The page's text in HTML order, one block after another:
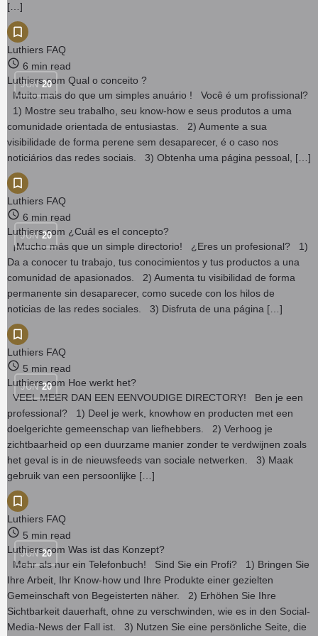
[…]
Luthiers FAQ
JUN 20
6 min read
Luthiers.com Qual o conceito ?
Muito mais do que um simples anuário ! Você é um profissional?
1) Mostre seu trabalho, seu know-how e seus produtos a uma
comunidade orientada de entusiastas. 2) Aumente a sua
visibilidade de forma perene sem desaparecer, é o caso nos
noticiários das redes sociais. 3) Obtenha uma página pessoal, […]
Luthiers FAQ
JUN 20
6 min read
Luthiers.com ¿Cuál es el concepto?
¡Mucho más que un simple directorio! ¿Eres un profesional? 1)
Da a conocer tu trabajo, tus conocimientos y tus productos a una
comunidad de apasionados. 2) Aumenta tu visibilidad de forma
permanente sin desaparecer, como sucede con los hilos de
noticias de las redes sociales. 3) Disfruta de una página […]
Luthiers FAQ
JUN 20
5 min read
Luthiers.com Hoe werkt het?
VEEL MEER DAN EEN EENVOUDIGE DIRECTORY! Ben je een
professional? 1) Deel je werk, knowhow en producten met een
doelgerichte gemeenschap van liefhebbers. 2) Verhoog je
zichtbaarheid op een duurzame manier zonder te verdwijnen zoals
het geval is in de nieuwsfeeds van sociale netwerken. 3) Maak
gebruik van een persoonlijke […]
Luthiers FAQ
JUN 20
5 min read
Luthiers.com Was ist das Konzept?
Mehr als nur ein Telefonbuch! Sind Sie ein Profi? 1) Bringen Sie
Ihre Arbeit, Ihr Know-how und Ihre Produkte einer gezielten
Gemeinschaft von Begeisterten näher. 2) Erhöhen Sie Ihre
Sichtbarkeit dauerhaft, ohne zu verschwinden, wie es in den Social-
Media-News der Fall ist. 3) Nutzen Sie eine persönliche Seite, die